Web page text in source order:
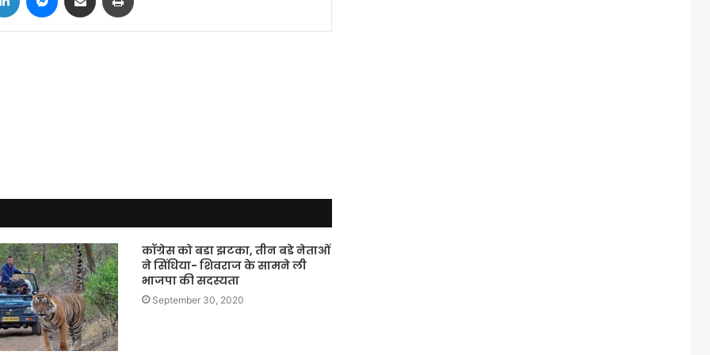
कॉंग्रेस को बडा झटका, तीन बडे नेताओं
ने सिंधिया- शिवराज के सामने ली
भाजपा की सदस्यता
September 30, 2020